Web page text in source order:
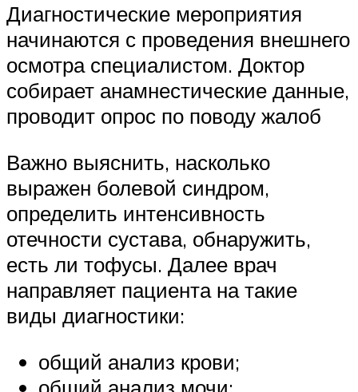
Диагностические мероприятия
начинаются с проведения внешнего
осмотра специалистом. Доктор
собирает анамнестические данные,
проводит опрос по поводу жалоб
Важно выяснить, насколько
выражен болевой синдром,
определить интенсивность
отечности сустава, обнаружить,
есть ли тофусы. Далее врач
направляет пациента на такие
виды диагностики:
общий анализ крови;
общий анализ мочи;